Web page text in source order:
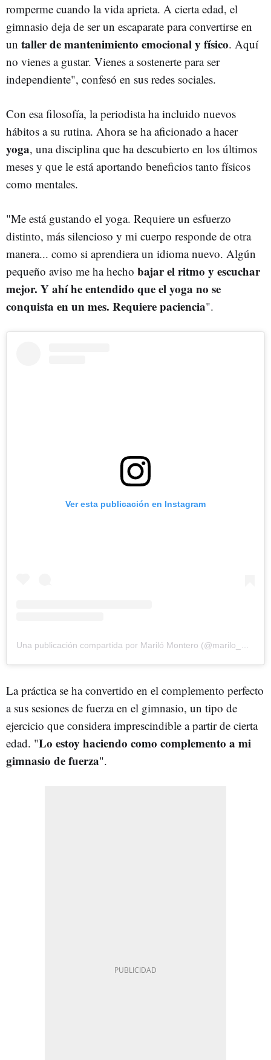
romperme cuando la vida aprieta. A cierta edad, el
gimnasio deja de ser un escaparate para convertirse en
un taller de mantenimiento emocional y físico. Aquí
no vienes a gustar. Vienes a sostenerte para ser
independiente", confesó en sus redes sociales.
Con esa filosofía, la periodista ha incluido nuevos
hábitos a su rutina. Ahora se ha aficionado a hacer
yoga, una disciplina que ha descubierto en los últimos
meses y que le está aportando beneficios tanto físicos
como mentales.
"Me está gustando el yoga. Requiere un esfuerzo
distinto, más silencioso y mi cuerpo responde de otra
manera... como si aprendiera un idioma nuevo. Algún
pequeño aviso me ha hecho bajar el ritmo y escuchar
mejor. Y ahí he entendido que el yoga no se
conquista en un mes. Requiere paciencia".
Ver esta publicación en Instagram
Una publicación compartida por Mariló Montero (@marilo_montero)
La práctica se ha convertido en el complemento perfecto
a sus sesiones de fuerza en el gimnasio, un tipo de
ejercicio que considera imprescindible a partir de cierta
edad. "Lo estoy haciendo como complemento a mi
gimnasio de fuerza".